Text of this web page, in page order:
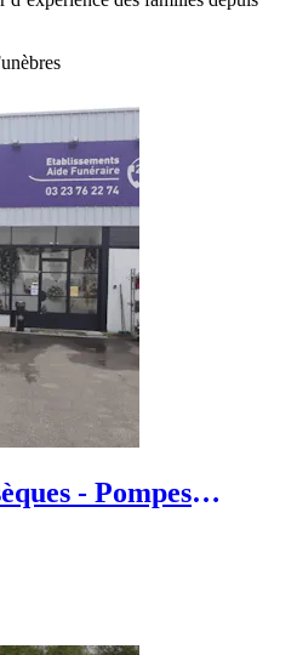
- Pompes